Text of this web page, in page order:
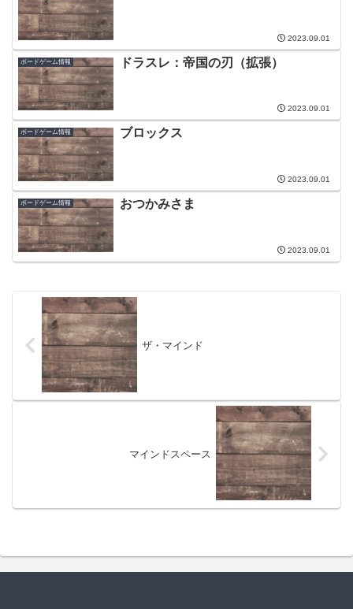
2023.09.01
ボードゲーム情報 ドラスレ：帝国の刃（拡張）
2023.09.01
ボードゲーム情報 ブロックス
2023.09.01
ボードゲーム情報 おつかみさま
2023.09.01
ザ・マインド
マインドスペース